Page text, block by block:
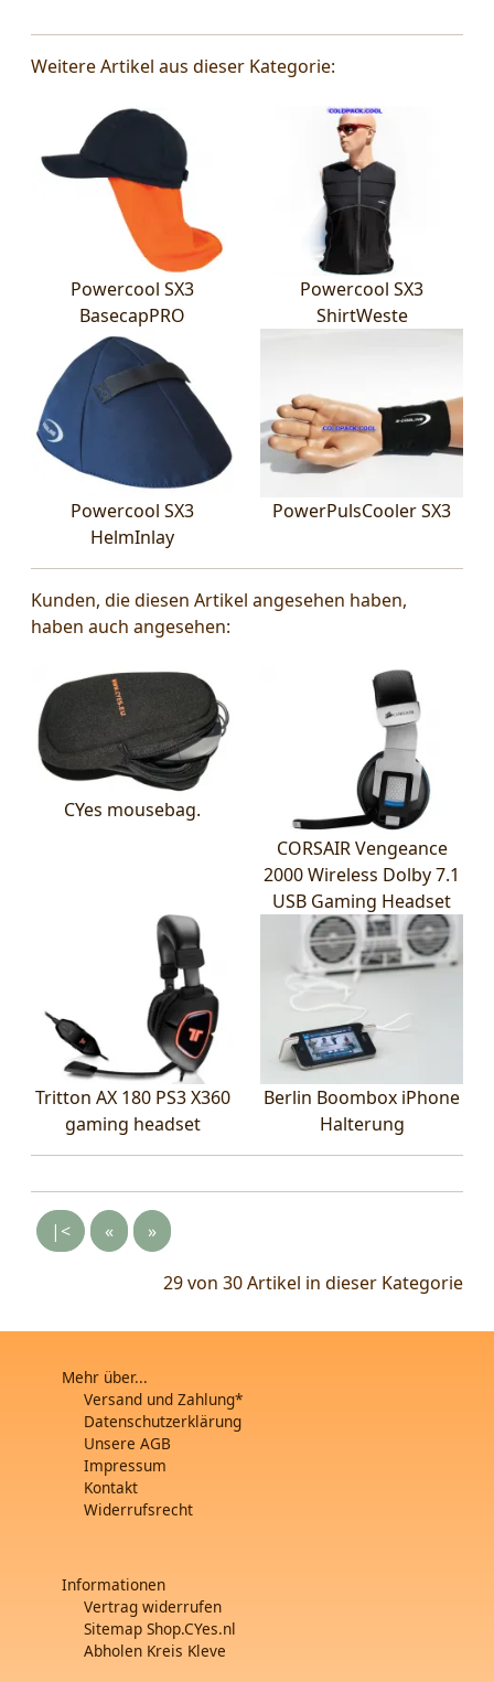
Weitere Artikel aus dieser Kategorie:
Powercool SX3
BasecapPRO
Powercool SX3
ShirtWeste
Powercool SX3
HelmInlay
PowerPulsCooler SX3
Kunden, die diesen Artikel angesehen haben,
haben auch angesehen:
CYes mousebag.
CORSAIR Vengeance
2000 Wireless Dolby 7.1
USB Gaming Headset
Tritton AX 180 PS3 X360
gaming headset
Berlin Boombox iPhone
Halterung
|< « »
29 von 30Artikel in dieser Kategorie
Mehr über...
Versand und Zahlung*
Datenschutzerklärung
Unsere AGB
Impressum
Kontakt
Widerrufsrecht
Informationen
Vertrag widerrufen
Sitemap Shop.CYes.nl
Abholen Kreis Kleve